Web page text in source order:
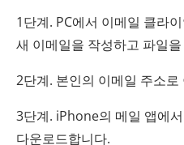
1단계. PC에서 이메일 클라
새 이메일을 작성하고 파일
2단계. 본인의 이메일 주소
3단계. iPhone의 메일 앱에
다운로드합니다.